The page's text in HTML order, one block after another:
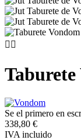
 
Se el primero en
338,80 €
IVA incluido